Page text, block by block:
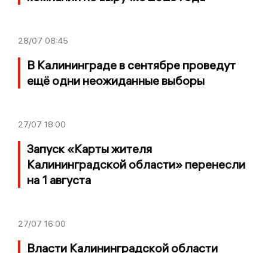
28/07 08:45
В Калининграде в сентябре проведут
ещё одни неожиданные выборы
27/07 18:00
Запуск «Карты жителя
Калининградской области» перенесли
на 1 августа
27/07 16:00
Власти Калининградской области